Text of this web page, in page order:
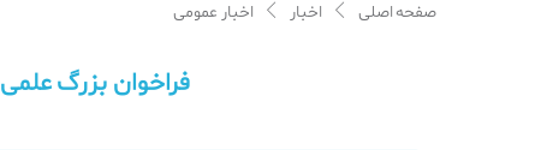
صفحه اصلی اخبار اخبار عمومی
فراخوان بزرگ